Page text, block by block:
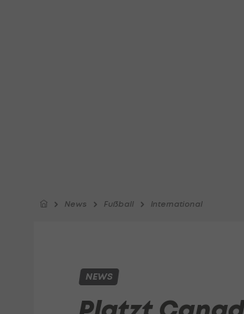
News Fußball International
NEWS